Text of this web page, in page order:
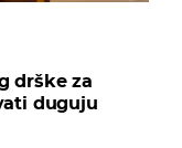
drške za
duguju